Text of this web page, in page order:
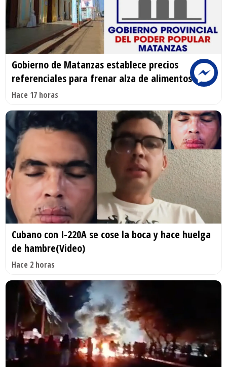
Gobierno de Matanzas establece precios
referenciales para frenar alza de alimentos
Hace 17 horas
Cubano con I-220A se cose la boca y hace huelga
de hambre(Video)
Hace 2 horas